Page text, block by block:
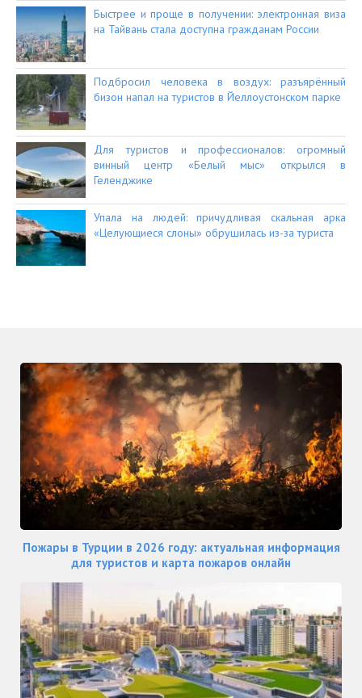
Быстрее и проще в получении: электронная виза
на Тайвань стала доступна гражданам России
Подбросил человека в воздух: разъярённый
бизон напал на туристов в Йеллоустонском парке
Для туристов и профессионалов: огромный
винный центр «Белый мыс» открылся в
Геленджике
Упала на людей: причудливая скальная арка
«Целующиеся слоны» обрушилась из-за туриста
Пожары в Турции в 2026 году: актуальная информация
для туристов и карта пожаров онлайн